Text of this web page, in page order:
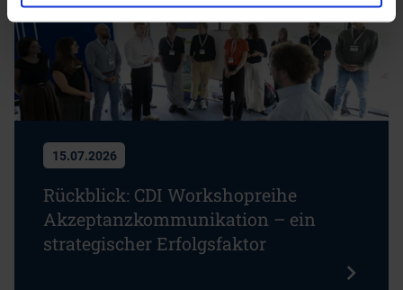
15.07.2026
Rückblick: CDI Workshopreihe
Akzeptanzkommunikation – ein
strategischer Erfolgsfaktor